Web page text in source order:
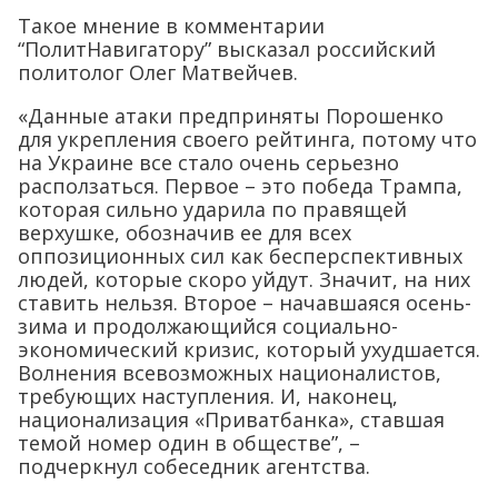
Такое мнение в комментарии
“ПолитНавигатору” высказал российский
политолог Олег Матвейчев.
«Данные атаки предприняты Порошенко
для укрепления своего рейтинга, потому что
на Украине все стало очень серьезно
расползаться. Первое – это победа Трампа,
которая сильно ударила по правящей
верхушке, обозначив ее для всех
оппозиционных сил как бесперспективных
людей, которые скоро уйдут. Значит, на них
ставить нельзя. Второе – начавшаяся осень-
зима и продолжающийся социально-
экономический кризис, который ухудшается.
Волнения всевозможных националистов,
требующих наступления. И, наконец,
национализация «Приватбанка», ставшая
темой номер один в обществе”, –
подчеркнул собеседник агентства.